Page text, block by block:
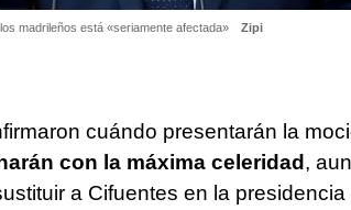
madrileños está «seriamente afectada» Zipi
cuándo presentarán la
con la máxima celeridad ,
a Cifuentes en la